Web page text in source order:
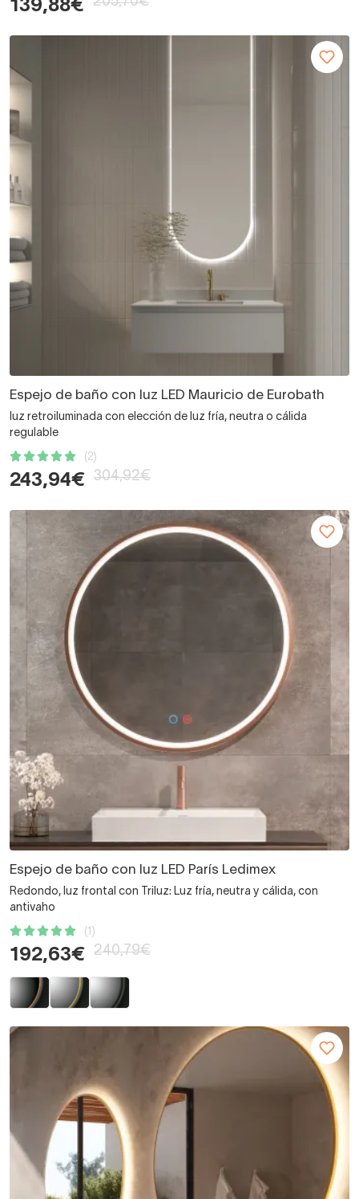
139,88€
Espejo de baño con luz LED Mauricio de Eurobath
luz retroiluminada con elección de luz fría, neutra o cálida
regulable
(2)
243,94€ 304,92€
Espejo de baño con luz LED París Ledimex
Redondo, luz frontal con Triluz: Luz fría, neutra y cálida, con
antivaho
(1)
192,63€ 240,79€